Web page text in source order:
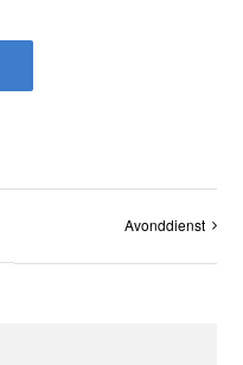
Avonddienst